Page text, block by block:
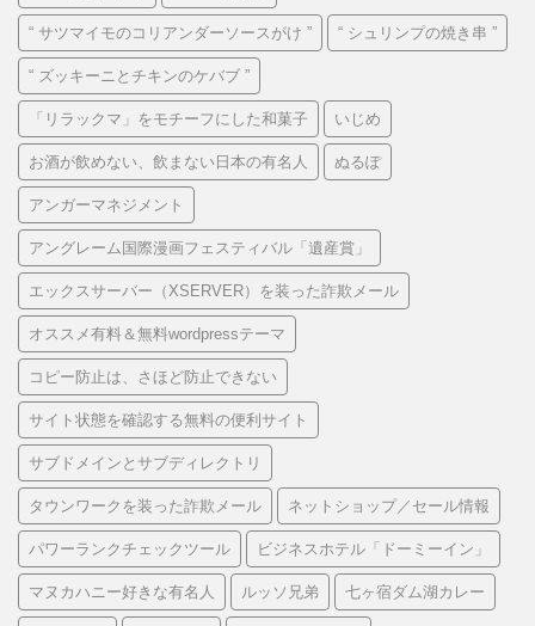
“ サツマイモのコリアンダーソースがけ ” “ シュリンプの焼き串 ”
“ ズッキーニとチキンのケバブ ”
「リラックマ」をモチーフにした和菓子 いじめ
お酒が飲めない、飲まない日本の有名人 ぬるぽ
アンガーマネジメント
アングレーム国際漫画フェスティバル「遺産賞」
エックスサーバー（XSERVER）を装った詐欺メール
オススメ有料＆無料wordpressテーマ
コピー防止は、さほど防止できない
サイト状態を確認する無料の便利サイト
サブドメインとサブディレクトリ
タウンワークを装った詐欺メール ネットショップ／セール情報
パワーランクチェックツール ビジネスホテル「ドーミーイン」
マヌカハニー好きな有名人 ルッソ兄弟 七ヶ宿ダム湖カレー